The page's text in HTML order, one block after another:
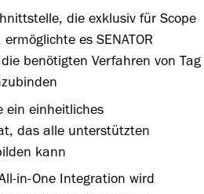
die exklusiv für Scope
es SENATOR
die benötigten Verfahren von Tag
ein einheitliches
das alle unterstützten
kann
in-One Integration wird